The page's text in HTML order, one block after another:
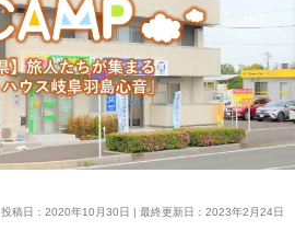
投稿日：2020年10月30日 | 最終更新日：2023年2月24日